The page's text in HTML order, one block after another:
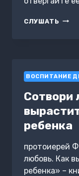
СЛУШАТЬ
ВОСПИТАНИЕ
Сотвори
ребенка
протоиерей
любовь. Как
ребенка» –